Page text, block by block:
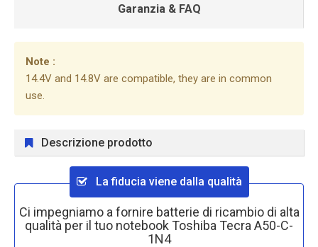
Garanzia & FAQ
Note :
14.4V and 14.8V are compatible, they are in common
use.
Descrizione prodotto
La fiducia viene dalla qualità
Ci impegniamo a fornire batterie di ricambio di alta
qualità per il tuo notebook Toshiba Tecra A50-C-
1N4